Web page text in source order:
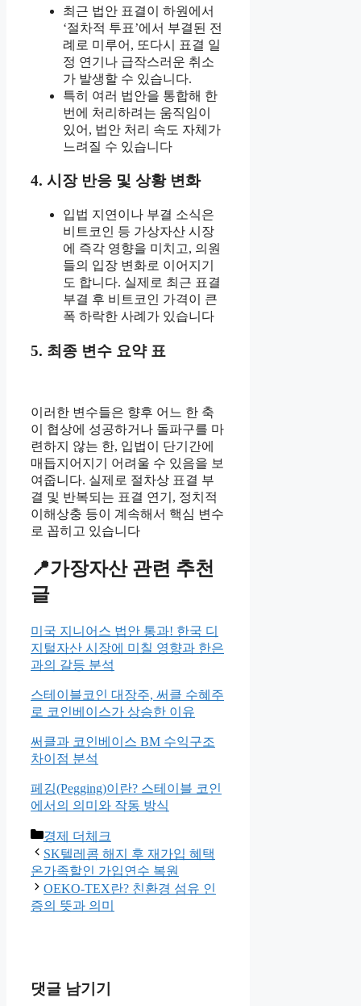
최근 법안 표결이 하원에서
‘절차적 투표’에서 부결된 전
례로 미루어, 또다시 표결 일
정 연기나 급작스러운 취소
가 발생할 수 있습니다.
특히 여러 법안을 통합해 한
번에 처리하려는 움직임이
있어, 법안 처리 속도 자체가
느려질 수 있습니다
4. 시장 반응 및 상황 변화
입법 지연이나 부결 소식은
비트코인 등 가상자산 시장
에 즉각 영향을 미치고, 의원
들의 입장 변화로 이어지기
도 합니다. 실제로 최근 표결
부결 후 비트코인 가격이 큰
폭 하락한 사례가 있습니다
5. 최종 변수 요약 표
이러한 변수들은 향후 어느 한 축
이 협상에 성공하거나 돌파구를 마
련하지 않는 한, 입법이 단기간에
매듭지어지기 어려울 수 있음을 보
여줍니다. 실제로 절차상 표결 부
결 및 반복되는 표결 연기, 정치적
이해상충 등이 계속해서 핵심 변수
로 꼽히고 있습니다
📍가장자산 관련 추천
글
미국 지니어스 법안 통과! 한국 디
지털자산 시장에 미칠 영향과 한은
과의 갈등 분석
스테이블코인 대장주, 써클 수혜주
로 코인베이스가 상승한 이유
써클과 코인베이스 BM 수익구조
차이점 분석
페깅(Pegging)이란? 스테이블 코인
에서의 의미와 작동 방식
카
테
고
리
경제 더체크
SK텔레콤 해지 후 재가입 혜택
온가족할인 가입연수 복원
OEKO-TEX란? 친환경 섬유 인
증의 뜻과 의미
댓글 남기기